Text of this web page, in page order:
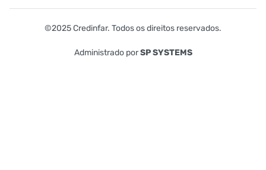
©2025 Credinfar. Todos os direitos reservados.
Administrado porSP SYSTEMS